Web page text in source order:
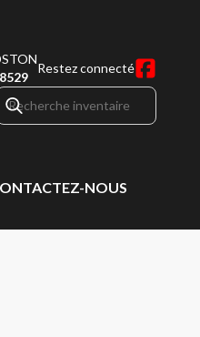
Restez connecté
NOUS